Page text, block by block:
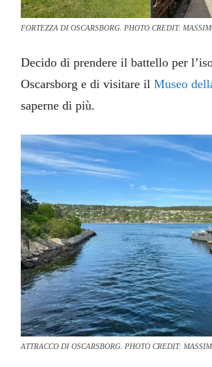
FORTEZZA DI OSCARSBORG. PHOTO CREDIT:
Decido di prendere il battello per
Oscarsborg e di visitare ilMuseo
saperne di più.
ATTRACCO DI OSCARSBORG. PHOTO CREDIT: